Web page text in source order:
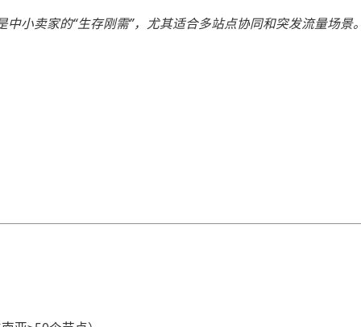
中小卖家的“生存刚需”，尤其适合多站点协同和突发流量场景